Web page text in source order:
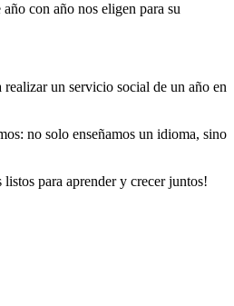
año con año nos eligen para su
un servicio social de un año en
no solo enseñamos un idioma, sino
para aprender y crecer juntos!